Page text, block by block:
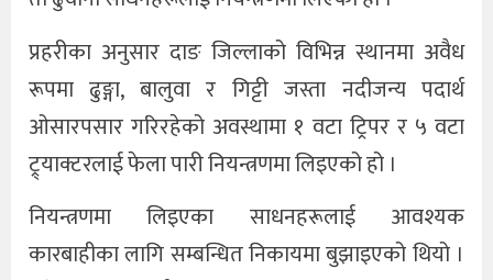
प्रहरीका अनुसार दाङ जिल्लाको विभिन्न स्थानमा अवैध
रूपमा ढुङ्गा, बालुवा र गिट्टी जस्ता नदीजन्य पदार्थ
ओसारपसार गरिरहेको अवस्थामा १ वटा ट्रिपर र ५ वटा
ट्र्याक्टरलाई फेला पारी नियन्त्रणमा लिइएको हो ।
नियन्त्रणमा लिइएका साधनहरूलाई आवश्यक
कारबाहीका लागि सम्बन्धित निकायमा बुझाइएको थियो ।